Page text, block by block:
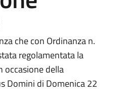
che con Ordinanza n.
regolamentata la
occasione della
Domini di Domenica 22